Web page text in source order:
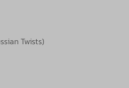
Twists)